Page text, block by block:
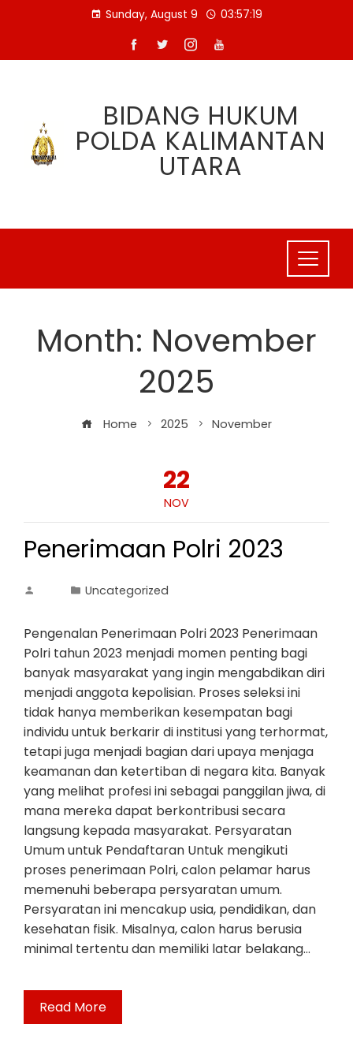
Sunday, August 9 03:57:19
BIDANG HUKUM
POLDA KALIMANTAN
UTARA
Month: November
2025
Home 2025 November
22
NOV
Penerimaan Polri 2023
Uncategorized
Pengenalan Penerimaan Polri 2023 Penerimaan
Polri tahun 2023 menjadi momen penting bagi
banyak masyarakat yang ingin mengabdikan diri
menjadi anggota kepolisian. Proses seleksi ini
tidak hanya memberikan kesempatan bagi
individu untuk berkarir di institusi yang terhormat,
tetapi juga menjadi bagian dari upaya menjaga
keamanan dan ketertiban di negara kita. Banyak
yang melihat profesi ini sebagai panggilan jiwa, di
mana mereka dapat berkontribusi secara
langsung kepada masyarakat. Persyaratan
Umum untuk Pendaftaran Untuk mengikuti
proses penerimaan Polri, calon pelamar harus
memenuhi beberapa persyaratan umum.
Persyaratan ini mencakup usia, pendidikan, dan
kesehatan fisik. Misalnya, calon harus berusia
minimal tertentu dan memiliki latar belakang…
Read More